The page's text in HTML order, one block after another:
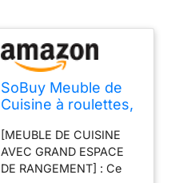
SoBuy Meuble de
Cuisine à roulettes,
Roues,
60x92x44cm
[MEUBLE DE CUISINE
AVEC GRAND ESPACE
DE RANGEMENT] : Ce